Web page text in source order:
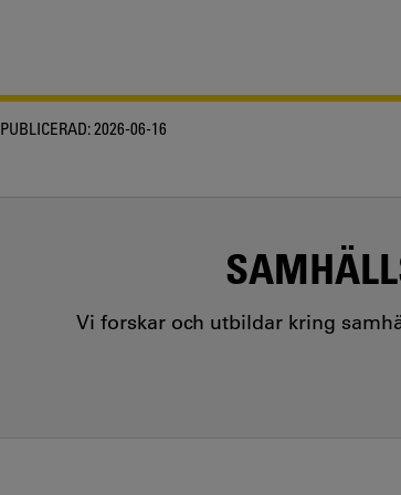
PUBLICERAD:2026-06-16
Vi forskar och utbildar kring